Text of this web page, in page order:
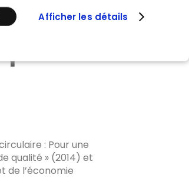
Afficher les détails
à
: Pour une
qualité » (2014) et
de l’économie